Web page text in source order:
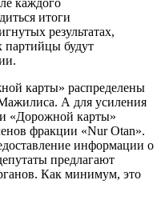
каждого
итоги
результатах,
партийцы будут
карты» распределены
А для усиления
«Дорожной карты»
фракции «Nur Otan».
информации о
предлагают
Как минимум, это